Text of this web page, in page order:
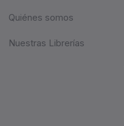
Quiénes somos
Nuestras Librerías